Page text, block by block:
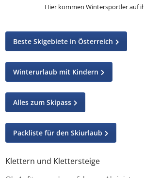
Hier kommen Wintersportler auf
Beste Skigebiete in Österreich
Winterurlaub mit Kindern
Alles zum Skipass
Packliste für den Skiurlaub